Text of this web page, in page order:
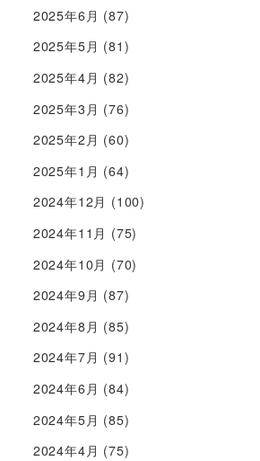
2025年6月 (87)
2025年5月 (81)
2025年4月 (82)
2025年3月 (76)
2025年2月 (60)
2025年1月 (64)
2024年12月 (100)
2024年11月 (75)
2024年10月 (70)
2024年9月 (87)
2024年8月 (85)
2024年7月 (91)
2024年6月 (84)
2024年5月 (85)
2024年4月 (75)